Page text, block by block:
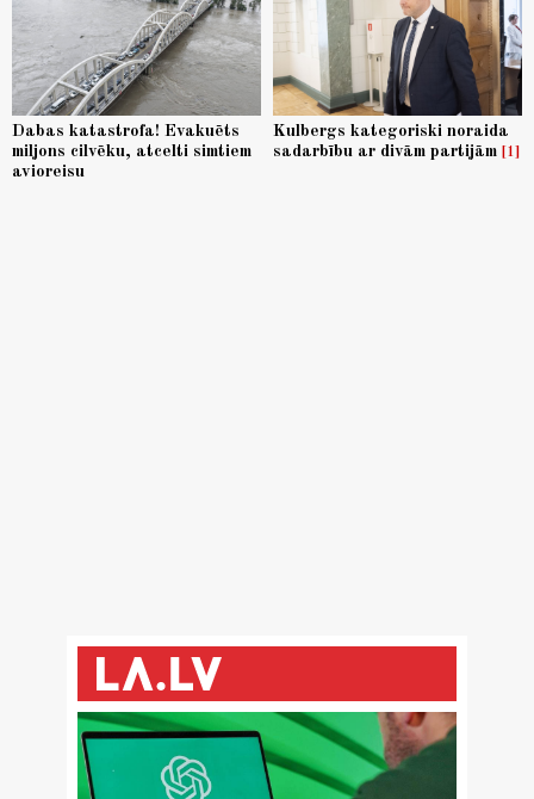
Dabas katastrofa! Evakuēts
miljons cilvēku, atcelti simtiem
avioreisu
Kulbergs kategoriski noraida
sadarbību ar divām partijām
1